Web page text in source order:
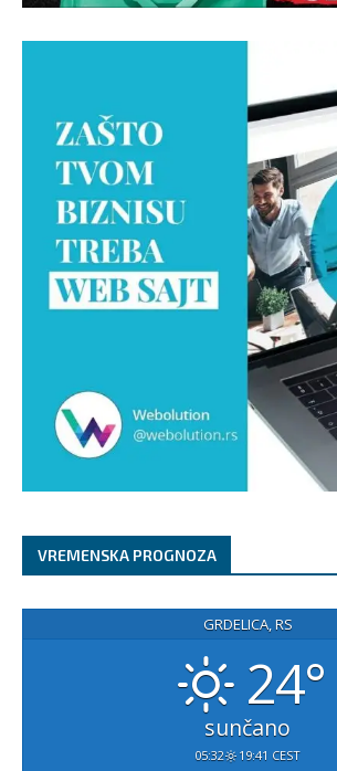
VREMENSKA PROGNOZA
GRDELICA, RS
24°
sunčano
05:32 19:41 CEST